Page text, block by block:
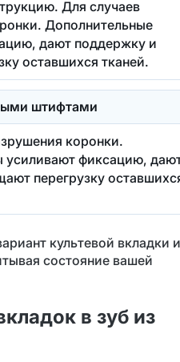
Для случаев
Дополнительные
дают поддержку и
оставшихся тканей.
штифтами
коронки.
фиксацию,
перегрузку
культевой вкладки
состояние вашей
в зуб из